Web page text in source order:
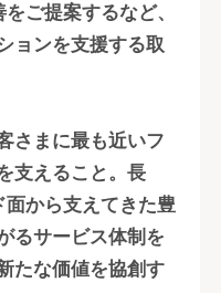
ご提案するなど、
ョンを支援する取
さまに最も近いフ
支えること。長
から支えてきた豊
るサービス体制を
たな価値を協創す